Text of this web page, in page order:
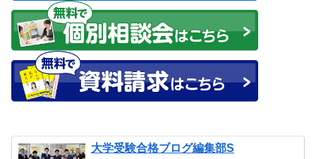
大学受験合格ブログ編集部S